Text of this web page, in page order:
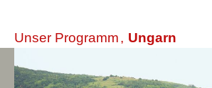
Unser Programm, Ungarn